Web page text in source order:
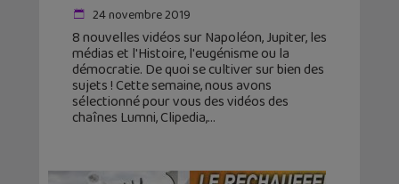
24 novembre 2019
8 nouvelles vidéos sur Napoléon, Jupiter, les
médias et l'Histoire, l'eugénisme ou la
démocratie. De quoi se cultiver sur bien des
sujets ! Cette semaine, nous avons
sélectionné pour vous des vidéos des
chaînes Lumni, Clipedia,